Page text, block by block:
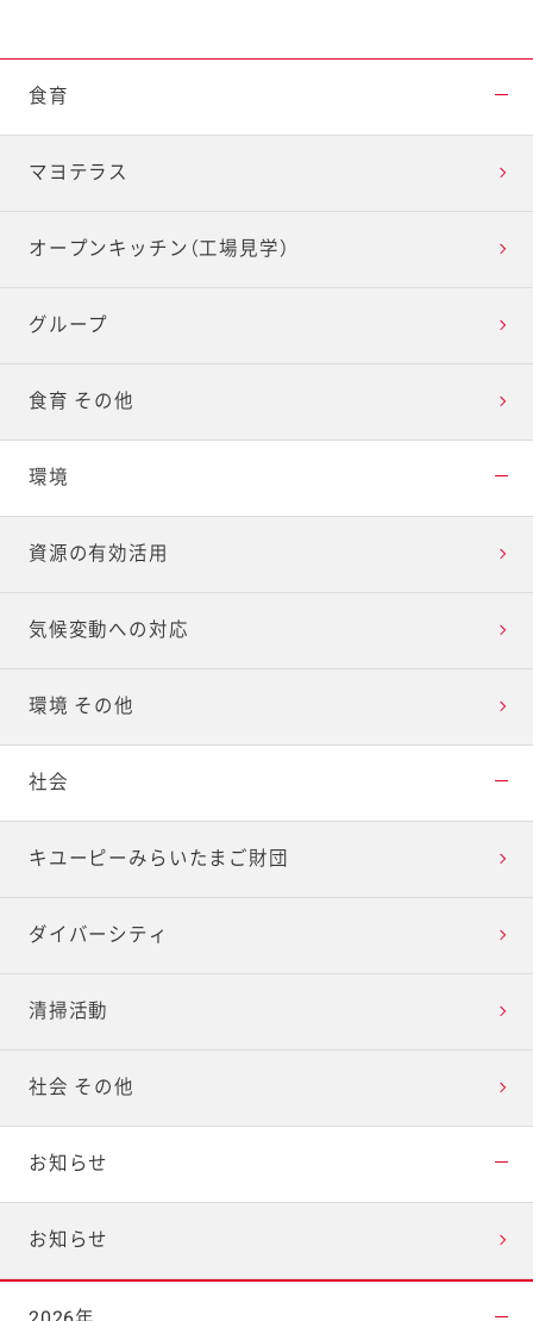
食育
マヨテラス
オープンキッチン（工場見学）
グループ
食育 その他
環境
資源の有効活用
気候変動への対応
環境 その他
社会
キユーピーみらいたまご財団
ダイバーシティ
清掃活動
社会 その他
お知らせ
お知らせ